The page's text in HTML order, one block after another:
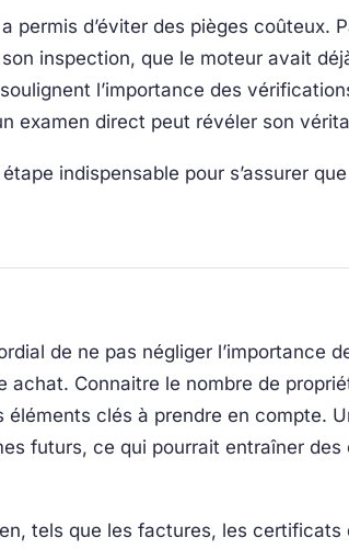
permis d’éviter des pièges coûteux.
inspection, que le moteur avait
l’importance des
examen direct peut révéler son
indispensable pour s’assurer
de ne pas négliger l’importance
Connaitre le nombre de
clés à prendre en compte.
futurs, ce qui pourrait entraîner des
tels que les factures, les certificats